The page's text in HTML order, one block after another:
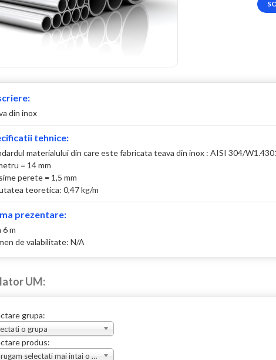
din inox
tehnice:
materialului din care este fabricata teava din inox : AISI 304/
= 14 mm
perete = 1,5 mm
teoretica: 0,47 kg/m
prezentare:
6 m
de valabilitate: N/A
UM:
grupa:
o grupa
produs:
Va rugam selectati mai intai o grupa